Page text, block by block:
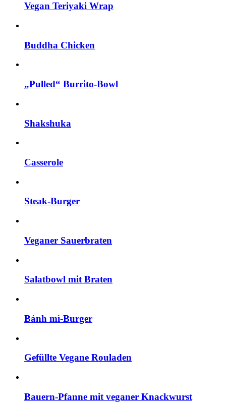
Vegan Teriyaki Wrap
Buddha Chicken
„Pulled“ Burrito-Bowl
Shakshuka
Casserole
Steak-Burger
Veganer Sauerbraten
Salatbowl mit Braten
Bánh mì-Burger
Gefüllte Vegane Rouladen
Bauern-Pfanne mit veganer Knackwurst